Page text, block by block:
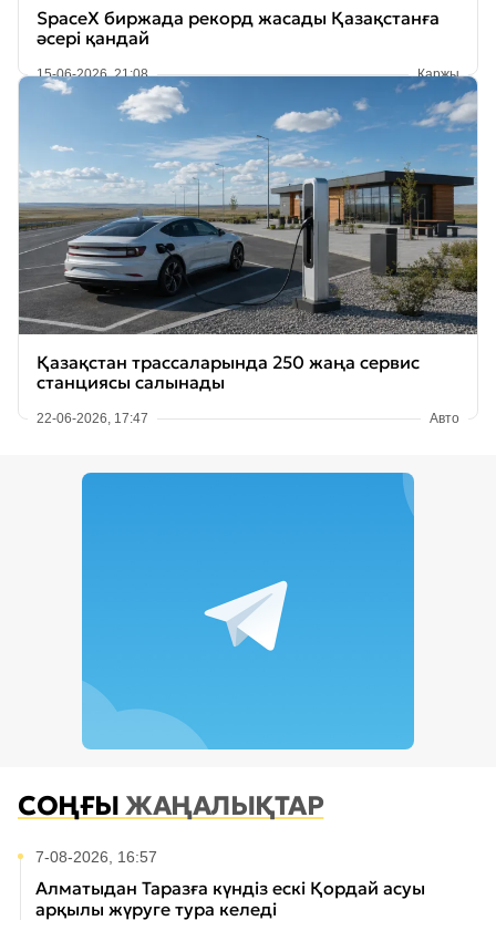
SpaceX биржада рекорд жасады Қазақстанға
әсері қандай
15-06-2026, 21:08 Қаржы
Қазақстан трассаларында 250 жаңа сервис
станциясы салынады
22-06-2026, 17:47 Авто
СОҢҒЫЖАҢАЛЫҚТАР
7-08-2026, 16:57
Алматыдан Таразға күндіз ескі Қордай асуы
арқылы жүруге тура келеді